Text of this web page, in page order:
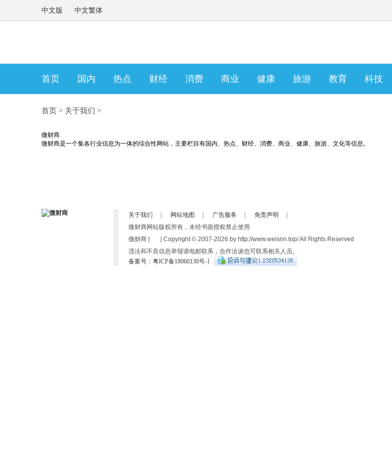
中文版 中文繁体
首页 国内 热点 财经 消费 商业 健康 旅游 教育 科技
首页 > 关于我们 >
微财商
微财商是一个集各行业信息为一体的综合性网站，主要栏目有国内、热点、财经、消费、商业、健康、旅游、文化等信息。
关于我们 网站地图 广告服务 免责声明
微财商网站版权所有，未经书面授权禁止使用
微财商 | | Copyright © 2007-2026 by http://www.weisnn.top/ All Rights Reserved
违法和不良信息举报请电邮联系，合作洽谈也可联系相关人员。
备案号：粤ICP备18060130号-1